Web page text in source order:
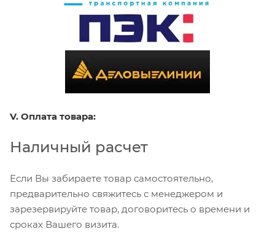
V. Оплата товара:
Наличный расчет
Если Вы забираете товар самостоятельно,
предварительно свяжитесь с менеджером и
зарезервируйте товар, договоритесь о времени и
сроках Вашего визита.